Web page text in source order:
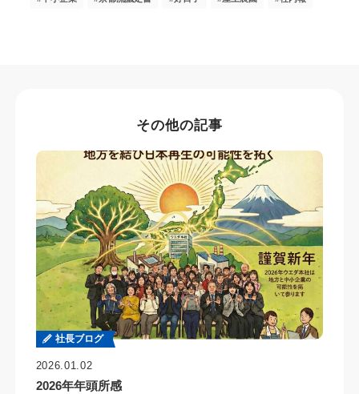
その他の記事
社長ブログ
2026.01.02
2026年年頭所感